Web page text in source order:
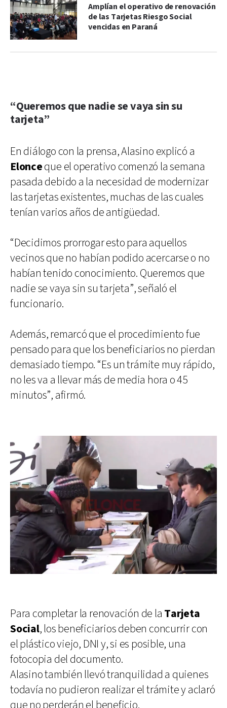
Amplían el operativo de renovación
de las Tarjetas Riesgo Social
vencidas en Paraná
“Queremos que nadie se vaya sin su
tarjeta”
En diálogo con la prensa, Alasino explicó a
Elonceque el operativo comenzó la semana
pasada debido a la necesidad de modernizar
las tarjetas existentes, muchas de las cuales
tenían varios años de antigüedad.
“Decidimos prorrogar esto para aquellos
vecinos que no habían podido acercarse o no
habían tenido conocimiento. Queremos que
nadie se vaya sin su tarjeta”, señaló el
funcionario.
Además, remarcó que el procedimiento fue
pensado para que los beneficiarios no pierdan
demasiado tiempo. “Es un trámite muy rápido,
no les va a llevar más de media hora o 45
minutos”, afirmó.
Para completar la renovación de la Tarjeta
Social, los beneficiarios deben concurrir con
el plástico viejo, DNI y, si es posible, una
fotocopia del documento.
Alasino también llevó tranquilidad a quienes
todavía no pudieron realizar el trámite y aclaró
que no perderán el beneficio.